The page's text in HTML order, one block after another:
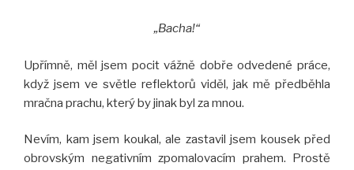
„Bacha!“
Upřímně, měl jsem pocit vážně dobře odvedené práce,
když jsem ve světle reflektorů viděl, jak mě předběhla
mračna prachu, který by jinak byl za mnou.
Nevím, kam jsem koukal, ale zastavil jsem kousek před
obrovským negativním zpomalovacím prahem. Prostě